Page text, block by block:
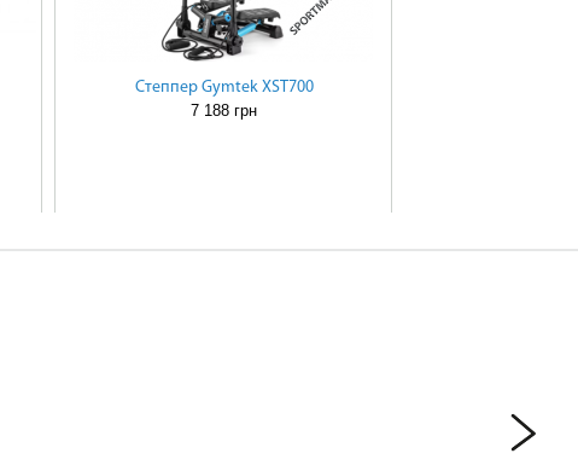
Степпер Gymtek XST700
7 188 грн